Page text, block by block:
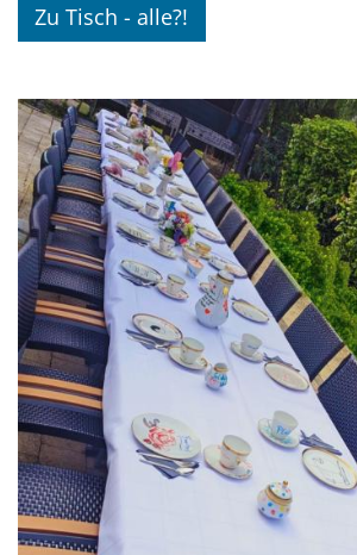
Zu Tisch - alle?!